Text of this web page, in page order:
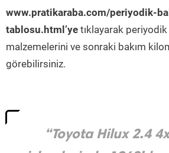
www.pratikaraba.com/periyodik-
tablosu.html’ye tıklayarak
malzemelerini ve sonraki bakım
görebilirsiniz.
“Toyota Hilux 2.4